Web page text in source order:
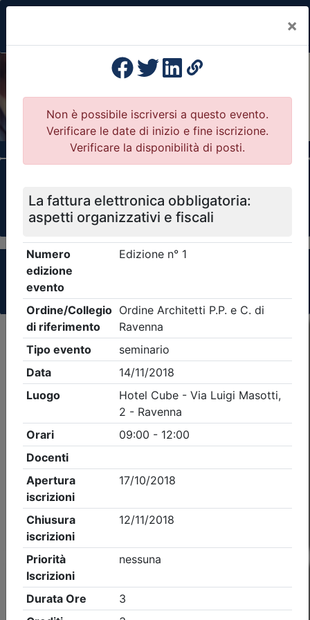
×
Previous
Il portale della formazione per Ordini e
Collegi Professionali
Clicca qui - espandi la sezione dei filtri ricerca
Criteri di ricerca applicati:
- Tipo Ordine/collegio:Architetti- Ordine:
Ravenna
- Eventi in programma dal8/8/2026
Precedente 1 Successiva
Nessun risultato per i parametri inseriti
Esito della ricerca eventi formativi